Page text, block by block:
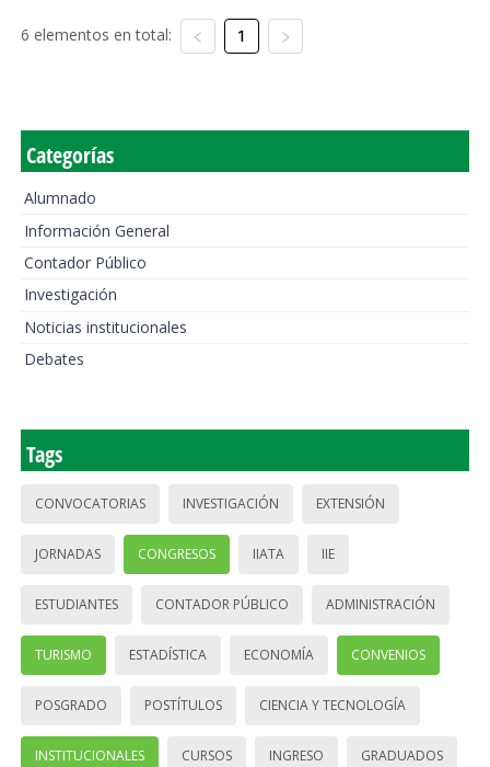
6 elementos en total: 1
Categorías
Alumnado
Información General
Contador Público
Investigación
Noticias institucionales
Debates
Tags
CONVOCATORIAS INVESTIGACIÓN EXTENSIÓN
JORNADAS CONGRESOS IIATA IIE
ESTUDIANTES CONTADOR PÚBLICO ADMINISTRACIÓN
TURISMO ESTADÍSTICA ECONOMÍA CONVENIOS
POSGRADO POSTÍTULOS CIENCIA Y TECNOLOGÍA
INSTITUCIONALES CURSOS INGRESO GRADUADOS